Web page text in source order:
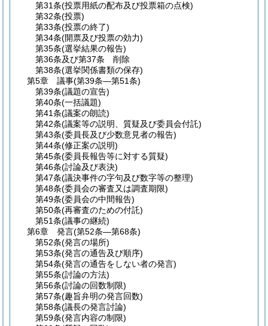
第31条(投票用紙の配布及び投票箱の点検)
第32条(投票)
第33条(投票の終了)
第34条(開票及び投票の効力)
第35条(選挙結果の報告)
第36条及び第37条 削除
第38条(選挙関係書類の保存)
第5章
議事(第39条―第51条)
第39条(議題の宣告)
第40条(一括議題)
第41条(議案の朗読)
第42条(議案等の説明、質疑及び委員会付託)
第43条(委員長及び少数意見者の報告)
第44条(修正案の説明)
第45条(委員長報告等に対する質疑)
第46条(討論及び表決)
第47条(議決事件の字句及び数字等の整理)
第48条(委員会の審査又は調査期限)
第49条(委員会の中間報告)
第50条(再審査のための付託)
第51条(議事の継続)
第6章
発言(第52条―第68条)
第52条(発言の場所)
第53条(発言の通告及び順序)
第54条(発言の通告をしない者の発言)
第55条(討論の方法)
第56条(討論の回数制限)
第57条(趣旨弁明の発言回数)
第58条(議長の発言討論)
第59条(発言内容の制限)